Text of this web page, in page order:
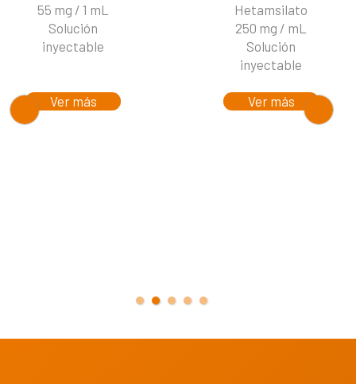
55 mg / 1 mL
Solución
inyectable
Ver más
Hetamsilato
250 mg / mL
Solución
inyectable
Ver más